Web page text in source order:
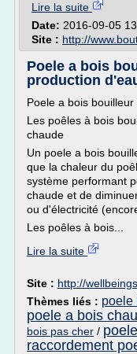
Lire la suite
Date: 2016-09-05
Site : http://
Poele a bois
production
Poele a bois
Les poêles à bois
chaude
Un poele a bois
que la chaleur du
système performant
chaude et de
ou d'électricité
Les poêles à bois...
Lire la suite
Site : http://
Thèmes liés : poele
poele a bois
bois pas cher /
raccordement